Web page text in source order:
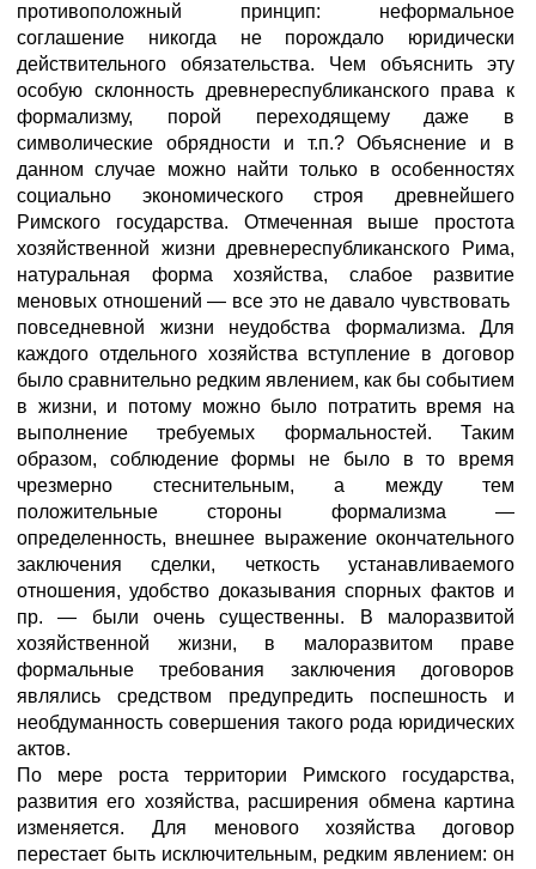
противоположный принцип: неформальное
соглашение никогда не порождало юридически
действительного обязательства. Чем объяснить эту
особую склонность древнереспубликанского права к
формализму, порой переходящему даже в
символические обрядности и т.п.? Объяснение и в
данном случае можно найти только в особенностях
социально экономического строя древнейшего
Римского государства. Отмеченная выше простота
хозяйственной жизни древнереспубликанского Рима,
натуральная форма хозяйства, слабое развитие
меновых отношений — все это не давало чувствовать
повседневной жизни неудобства формализма. Для
каждого отдельного хозяйства вступление в договор
было сравнительно редким явлением, как бы событием
в жизни, и потому можно было потратить время на
выполнение требуемых формальностей. Таким
образом, соблюдение формы не было в то время
чрезмерно стеснительным, а между тем
положительные стороны формализма —
определенность, внешнее выражение окончательного
заключения сделки, четкость устанавливаемого
отношения, удобство доказывания спорных фактов и
пр. — были очень существенны. В малоразвитой
хозяйственной жизни, в малоразвитом праве
формальные требования заключения договоров
являлись средством предупредить поспешность и
необдуманность совершения такого рода юридических
актов.
По мере роста территории Римского государства,
развития его хозяйства, расширения обмена картина
изменяется. Для менового хозяйства договор
перестает быть исключительным, редким явлением: он